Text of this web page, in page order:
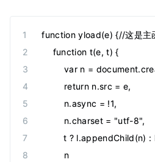
} (window);//这里是调用
function yload(e) {//这是主
    function t(e, t) {
var n =
        return n.src = e,
        n.async = !1,
        n.charset = "utf-8",
t ? l.appendChild(n)
        n